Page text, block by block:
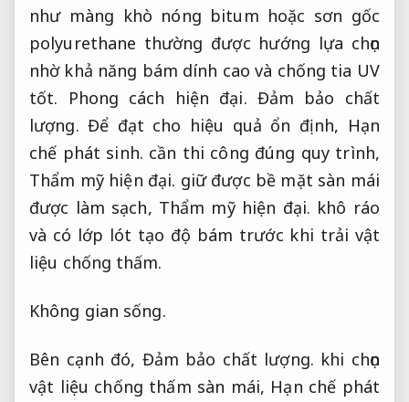
như màng khò nóng bitum hoặc sơn gốc
polyurethane thường được hướng lựa chọn
nhờ khả năng bám dính cao và chống tia UV
tốt.
Phong cách hiện đại. Đảm bảo chất
lượng. Để đạt cho hiệu quả ổn định, Hạn
chế phát sinh. cần thi công đúng quy trình,
Thẩm mỹ hiện đại. giữ được bề mặt sàn mái
được làm sạch, Thẩm mỹ hiện đại. khô ráo
và có lớp lót tạo độ bám trước khi trải vật
liệu chống thấm.
Không gian sống.
Bên cạnh đó, Đảm bảo chất lượng. khi chọn
vật liệu chống thấm sàn mái, Hạn chế phát